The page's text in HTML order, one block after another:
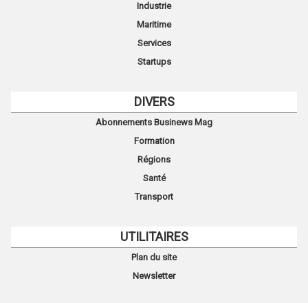
Industrie
Maritime
Services
Startups
DIVERS
Abonnements Businews Mag
Formation
Régions
Santé
Transport
UTILITAIRES
Plan du site
Newsletter